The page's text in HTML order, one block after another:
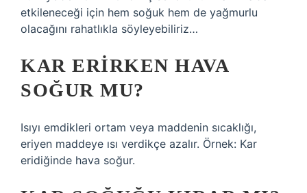
etkileneceği için hem soğuk hem de yağmurlu
olacağını rahatlıkla söyleyebiliriz…
KAR ERIRKEN HAVA
SOĞUR MU?
Isıyı emdikleri ortam veya maddenin sıcaklığı,
eriyen maddeye ısı verdikçe azalır. Örnek: Kar
eridiğinde hava soğur.